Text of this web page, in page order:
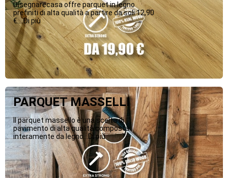
Disegnarecasa offre parquet in legno
prefiniti di alta qualità a partire da soli 12,90
€....Di più
PARQUET MASSELLI
Il parquet massello è una scelta di
pavimento di alta qualità composta
interamente da legno...Di più